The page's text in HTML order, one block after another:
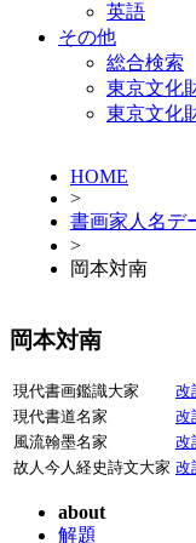
英語
その他
総合検索
東京文化
東京文化
HOME
>
書画家人名デ
>
岡本対南
岡本対南
現代書画鑑識大家 改
現代書道名家
改
風流翰墨名家
改
故人今人経史詩文大家 改
about
解題